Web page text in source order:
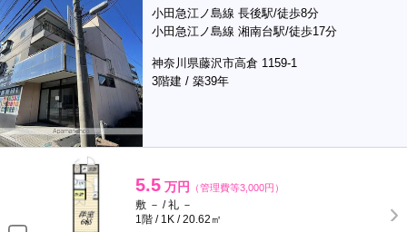
小田急江ノ島線 長後駅/徒歩8分
小田急江ノ島線 湘南台駅/徒歩17分
神奈川県藤沢市高倉 1159-1
3階建 / 築39年
5.5 万円 （管理費等3,000円）
敷 － / 礼 －
1階 / 1K / 20.62㎡